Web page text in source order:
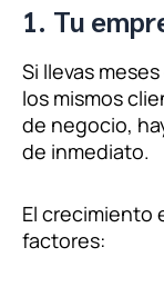
1. Tu
Si llevas
los mismos
de negocio,
de inmediato.
El crecimiento
factores: